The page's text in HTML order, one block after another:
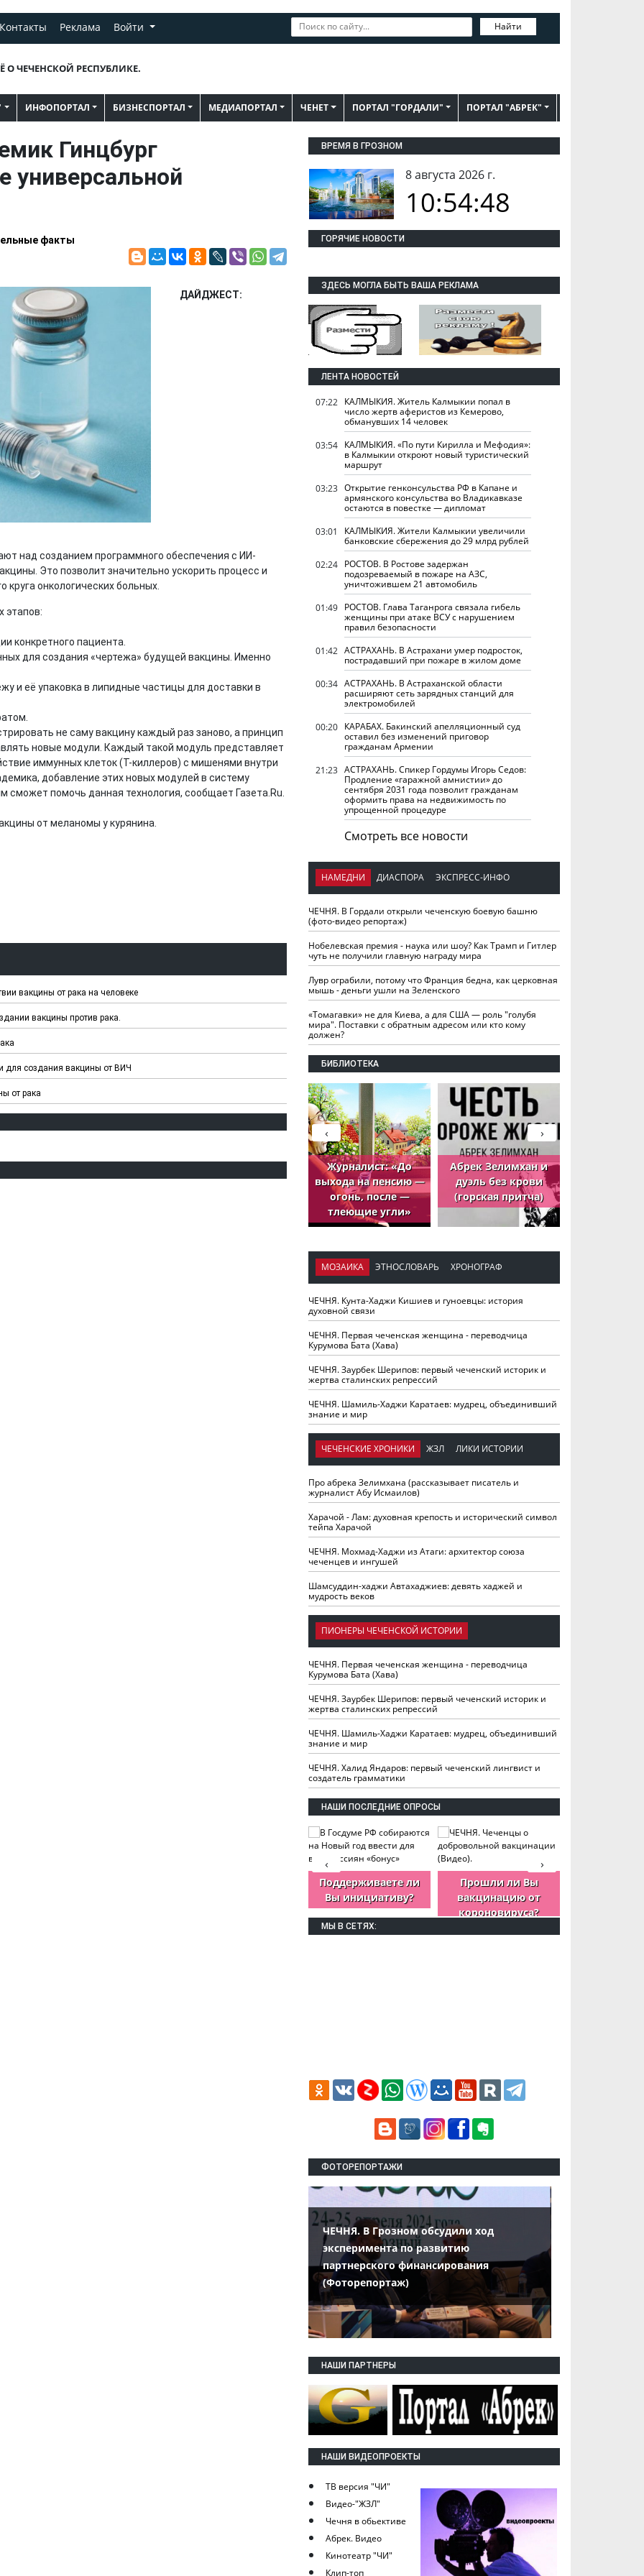
Контакты Реклама Войти Найти
О ЧЕЧЕНСКОЙ РЕСПУБЛИКЕ.
ИНФОПОРТАЛ БИЗНЕСПОРТАЛ МЕДИАПОРТАЛ ЧЕНЕТ ПОРТАЛ "ГОРДАЛИ" ПОРТАЛ "АБРЕК"
Гинцбург
универсальной
факты
ДАЙДЖЕСТ:
над созданием программного обеспечения с ИИ-
Это позволит значительно ускорить процесс и
онкологических больных.
этапов:
конкретного пациента.
для создания «чертежа» будущей вакцины. Именно
и её упаковка в липидные частицы для доставки в
не саму вакцину каждый раз заново, а принцип
новые модули. Каждый такой модуль представляет
иммунных клеток (Т-киллеров) с мишенями внутри
добавление этих новых модулей в систему
помочь данная технология, сообщает Газета.Ru.
от меланомы у курянина.
вакцины от рака на человеке
вакцины против рака.
для создания вакцины от ВИЧ
от рака
ВРЕМЯ В ГРОЗНОМ
8 августа 2026 г.
10:54:49
ГОРЯЧИЕ НОВОСТИ
ЗДЕСЬ МОГЛА БЫТЬ ВАША РЕКЛАМА
ЛЕНТА НОВОСТЕЙ
07:22 КАЛМЫКИЯ. Житель Калмыкии попал в
число жертв аферистов из Кемерово,
обманувших 14 человек
03:54 КАЛМЫКИЯ. «По пути Кирилла и Мефодия»:
в Калмыкии откроют новый туристический
маршрут
03:23 Открытие генконсульства РФ в Капане и
армянского консульства во Владикавказе
остаются в повестке — дипломат
03:01
КАЛМЫКИЯ. Жители Калмыкии увеличили
банковские сбережения до 29 млрд рублей
02:24 РОСТОВ. В Ростове задержан
подозреваемый в пожаре на АЗС,
уничтожившем 21 автомобиль
01:49 РОСТОВ. Глава Таганрога связала гибель
женщины при атаке ВСУ с нарушением
правил безопасности
01:42 АСТРАХАНЬ. В Астрахани умер подросток,
пострадавший при пожаре в жилом доме
00:34 АСТРАХАНЬ. В Астраханской области
расширяют сеть зарядных станций для
электромобилей
00:20 КАРАБАХ. Бакинский апелляционный суд
оставил без изменений приговор
гражданам Армении
21:23 АСТРАХАНЬ. Спикер Гордумы Игорь Седов:
Продление «гаражной амнистии» до
сентября 2031 года позволит гражданам
оформить права на недвижимость по
упрощенной процедуре
Смотреть все новости
НАМЕДНИ ДИАСПОРА ЭКСПРЕСС-ИНФО
ЧЕЧНЯ. В Гордали открыли чеченскую боевую башню
(фото-видео репортаж)
Нобелевская премия - наука или шоу? Как Трамп и Гитлер
чуть не получили главную награду мира
Лувр ограбили, потому что Франция бедна, как церковная
мышь - деньги ушли на Зеленского
«Томагавки» не для Киева, а для США — роль "голубя
мира". Поставки с обратным адресом или кто кому
должен?
БИБЛИОТЕКА
ЧЕЧНЯ. Обарг Варин
илли
ЧЕЧНЯ. Хьаьжин
мурд - обарг Вара
Журналист: «До
выхода на пенсию —
огонь, после —
тлеющие угли»
Абрек Зелимхан и
дуэль без крови
(горская притча)
›
‹
МОЗАИКА ЭТНОСЛОВАРЬ ХРОНОГРАФ
ЧЕЧНЯ. Кунта-Хаджи Кишиев и гуноевцы: история
духовной связи
ЧЕЧНЯ. Первая чеченская женщина - переводчица
Курумова Бата (Хава)
ЧЕЧНЯ. Заурбек Шерипов: первый чеченский историк и
жертва сталинских репрессий
ЧЕЧНЯ. Шамиль-Хаджи Каратаев: мудрец, объединивший
знание и мир
ЧЕЧЕНСКИЕ ХРОНИКИ ЖЗЛ ЛИКИ ИСТОРИИ
Про абрека Зелимхана (рассказывает писатель и
журналист Абу Исмаилов)
Харачой - Лам: духовная крепость и исторический символ
тейпа Харачой
ЧЕЧНЯ. Мохмад-Хаджи из Атаги: архитектор союза
чеченцев и ингушей
Шамсуддин-хаджи Автахаджиев: девять хаджей и
мудрость веков
ПИОНЕРЫ ЧЕЧЕНСКОЙ ИСТОРИИ
ЧЕЧНЯ. Первая чеченская женщина - переводчица
Курумова Бата (Хава)
ЧЕЧНЯ. Заурбек Шерипов: первый чеченский историк и
жертва сталинских репрессий
ЧЕЧНЯ. Шамиль-Хаджи Каратаев: мудрец, объединивший
знание и мир
ЧЕЧНЯ. Халид Яндаров: первый чеченский лингвист и
создатель грамматики
НАШИ ПОСЛЕДНИЕ ОПРОСЫ
Поддерживаете ли
Вы инициативу?
Прошли ли Вы
вакцинацию от
короновируса?
›
‹
МЫ В СЕТЯХ:
ФОТОРЕПОРТАЖИ
ЧЕЧНЯ. В Грозном обсудили ход
эксперимента по развитию
партнерского финансирования
(Фоторепортаж)
НАШИ ПАРТНЕРЫ
НАШИ ВИДЕОПРОЕКТЫ
ТВ версия "ЧИ"
Видео-"ЖЗЛ"
Чечня в обьективе
Абрек. Видео
Кинотеатр "ЧИ"
Клип-топ